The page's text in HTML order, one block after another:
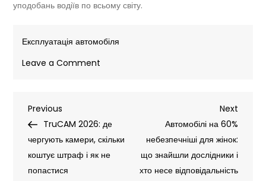
уподобань водіїв по всьому світу.
Експлуатація автомобіля
Leave a Comment
VW
та
інші
Навігація
записів
Previous
Post
Previous
TruCAM 2026: де
чергують камери, скільки
коштує штраф і як не
попастися
Next
Post
Next
Автомобілі на 60%
небезпечніші для жінок:
що знайшли дослідники і
хто несе відповідальність